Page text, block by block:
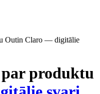
produktu